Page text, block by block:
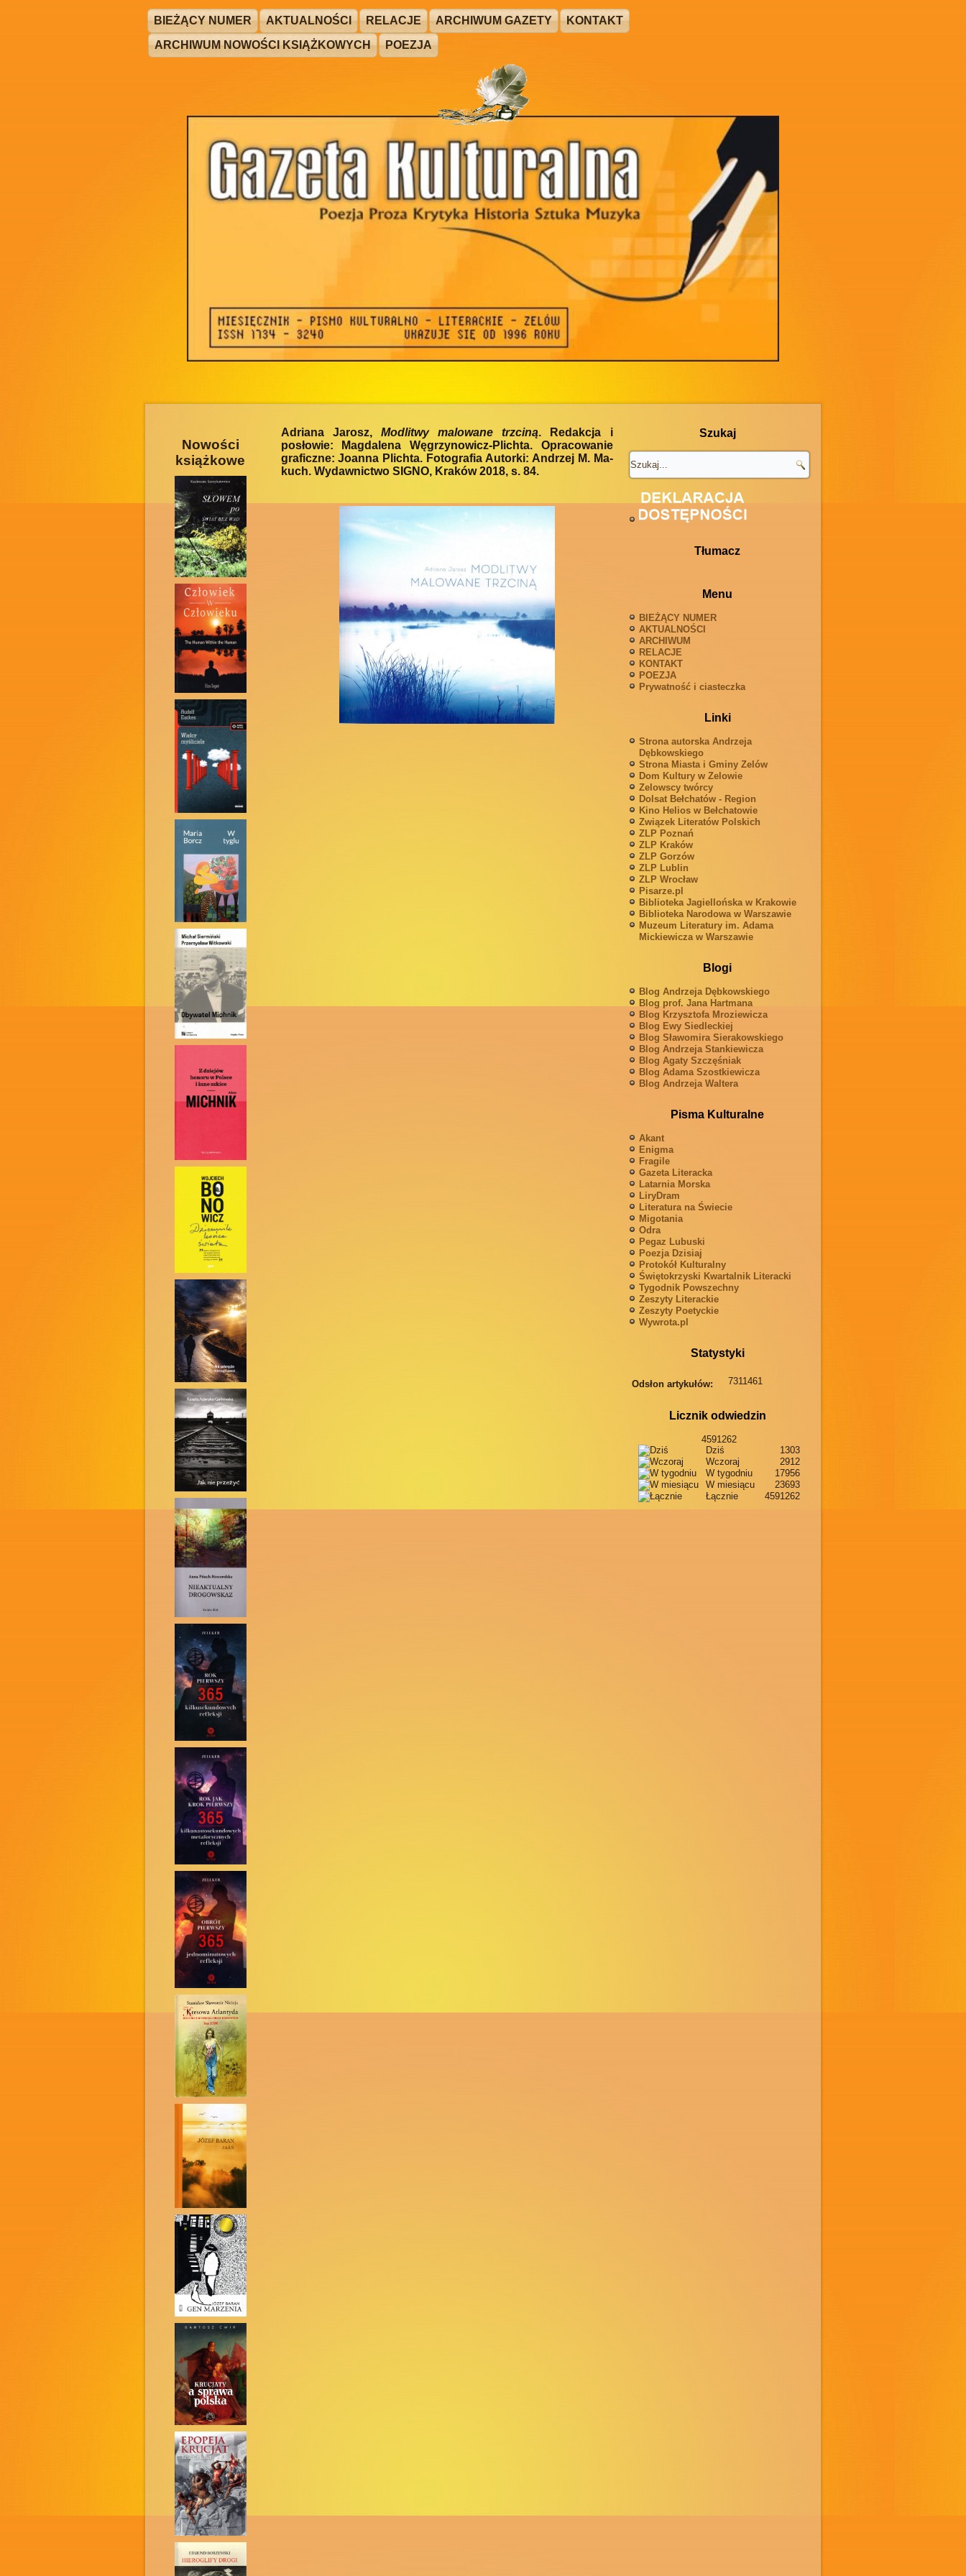
BIEŻĄCY NUMER AKTUALNOŚCI RELACJE ARCHIWUM GAZETY
KONTAKT
ARCHIWUM NOWOŚCI KSIĄŻKOWYCH
POEZJA
Nowości
książkowe
Adriana Jarosz, Modlitwy malowane trzciną. Redakcja i
posłowie: Magdalena Węgrzynowicz-Plichta. Opracowanie
graficzne: Joanna Plichta. Fotografia Autorki: Andrzej M. Ma-
kuch. Wydawnictwo SIGNO, Kraków 2018, s. 84.
Szukaj
Tłumacz
Menu
BIEŻĄCY NUMER
AKTUALNOŚCI
ARCHIWUM
RELACJE
KONTAKT
POEZJA
Prywatność i ciasteczka
Linki
Strona autorska Andrzeja
Dębkowskiego
Strona Miasta i Gminy Zelów
Dom Kultury w Zelowie
Zelowscy twórcy
Dolsat Bełchatów - Region
Kino Helios w Bełchatowie
Związek Literatów Polskich
ZLP Poznań
ZLP Kraków
ZLP Gorzów
ZLP Lublin
ZLP Wrocław
Pisarze.pl
Biblioteka Jagiellońska w Krakowie
Biblioteka Narodowa w Warszawie
Muzeum Literatury im. Adama
Mickiewicza w Warszawie
Blogi
Blog Andrzeja Dębkowskiego
Blog prof. Jana Hartmana
Blog Krzysztofa Mroziewicza
Blog Ewy Siedleckiej
Blog Sławomira Sierakowskiego
Blog Andrzeja Stankiewicza
Blog Agaty Szczęśniak
Blog Adama Szostkiewicza
Blog Andrzeja Waltera
Pisma Kulturalne
Akant
Enigma
Fragile
Gazeta Literacka
Latarnia Morska
LiryDram
Literatura na Świecie
Migotania
Odra
Pegaz Lubuski
Poezja Dzisiaj
Protokół Kulturalny
Świętokrzyski Kwartalnik Literacki
Tygodnik Powszechny
Zeszyty Literackie
Zeszyty Poetyckie
Wywrota.pl
Statystyki
Odsłon artykułów: 7311461
Licznik odwiedzin
4591262
Dziś
1303
Wczoraj
2912
W tygodniu
17956
W miesiącu
23693
Łącznie
4591262